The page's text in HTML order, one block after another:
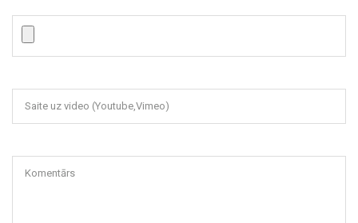
Saite uz video (Youtube,Vimeo)
Komentārs